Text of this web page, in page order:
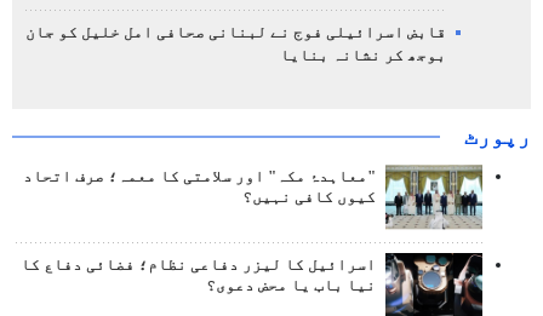
قابض اسرائیلی فوج نے لبنانی صحافی امل خلیل کو جان
بوجھ کر نشانہ بنایا
رپورٹ
"معاہدۂ مکہ" اور سلامتی کا معمہ؛ صرف اتحاد
کیوں کافی نہیں؟
اسرائیل کا لیزر دفاعی نظام؛ فضائی دفاع کا
نیا باب یا محض دعوی؟